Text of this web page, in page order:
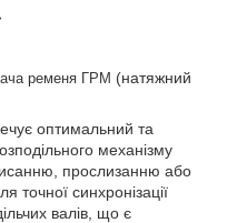
ременя ГРМ (натяжний
оптимальний та
механізму
прослизанню або
точної синхронізації
валів, що є